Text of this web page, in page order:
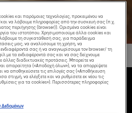
και παρόμοιες τεχνολογίες, προκειμένου να
να λάβουμε πληροφορίες από την συσκευή σας (π.χ.
περιήγησης (browser)). Ορισμένα cookies είναι
του ιστοτόπου. Χρησιμοποιούμε άλλα cookies και
τη συγκατάθεσή σας, για παράδειγμα
μας, να αναλύσουμε τη χρήση, να
σας ή να αναγνωρίσουμε τον browser/ τη
με τα ενδιαφέροντά σας και να σας δείχνουμε
άλλες διαδικτυακές προτάσεις. Μπορείτε να
απαραίτητα («Αποδοχή όλων»), να τα απορρίψετε
να αποθηκεύσετε τις επιλογές σας («Αποθήκευση
στιγμή, να ελέγξετε και να ρυθμίσετε εκ νέου τις
για τα cookies»). Περισσότερες πληροφορίες
Δεδομένων